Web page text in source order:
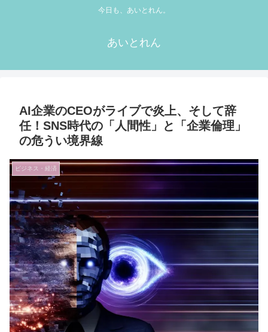
今日も、あいとれん。
あいとれん
AI企業のCEOがライブで炎上、そして辞
任！SNS時代の「人間性」と「企業倫理」
の危うい境界線
ビジネス・経済